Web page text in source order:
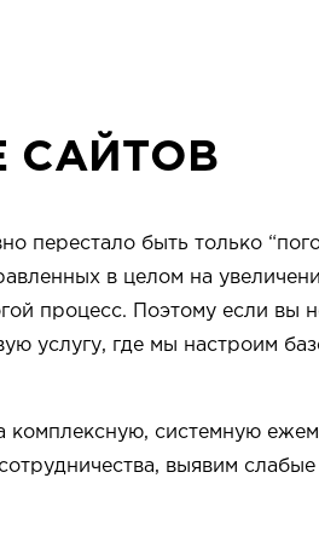
САЙТОВ
перестало быть только
в целом на
процесс. Поэтому если вы
услугу, где мы настроим
комплексную, системную
выявим